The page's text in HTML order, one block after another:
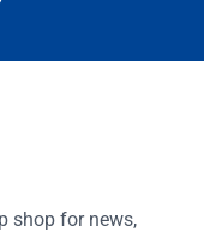
shop for news,